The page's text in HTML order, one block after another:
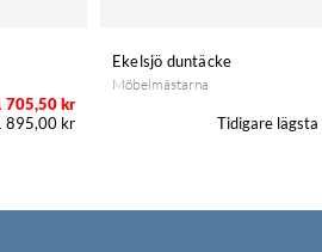
705,50 kr
895,00 kr
Ekelsjö duntäcke
Möbelmästarna